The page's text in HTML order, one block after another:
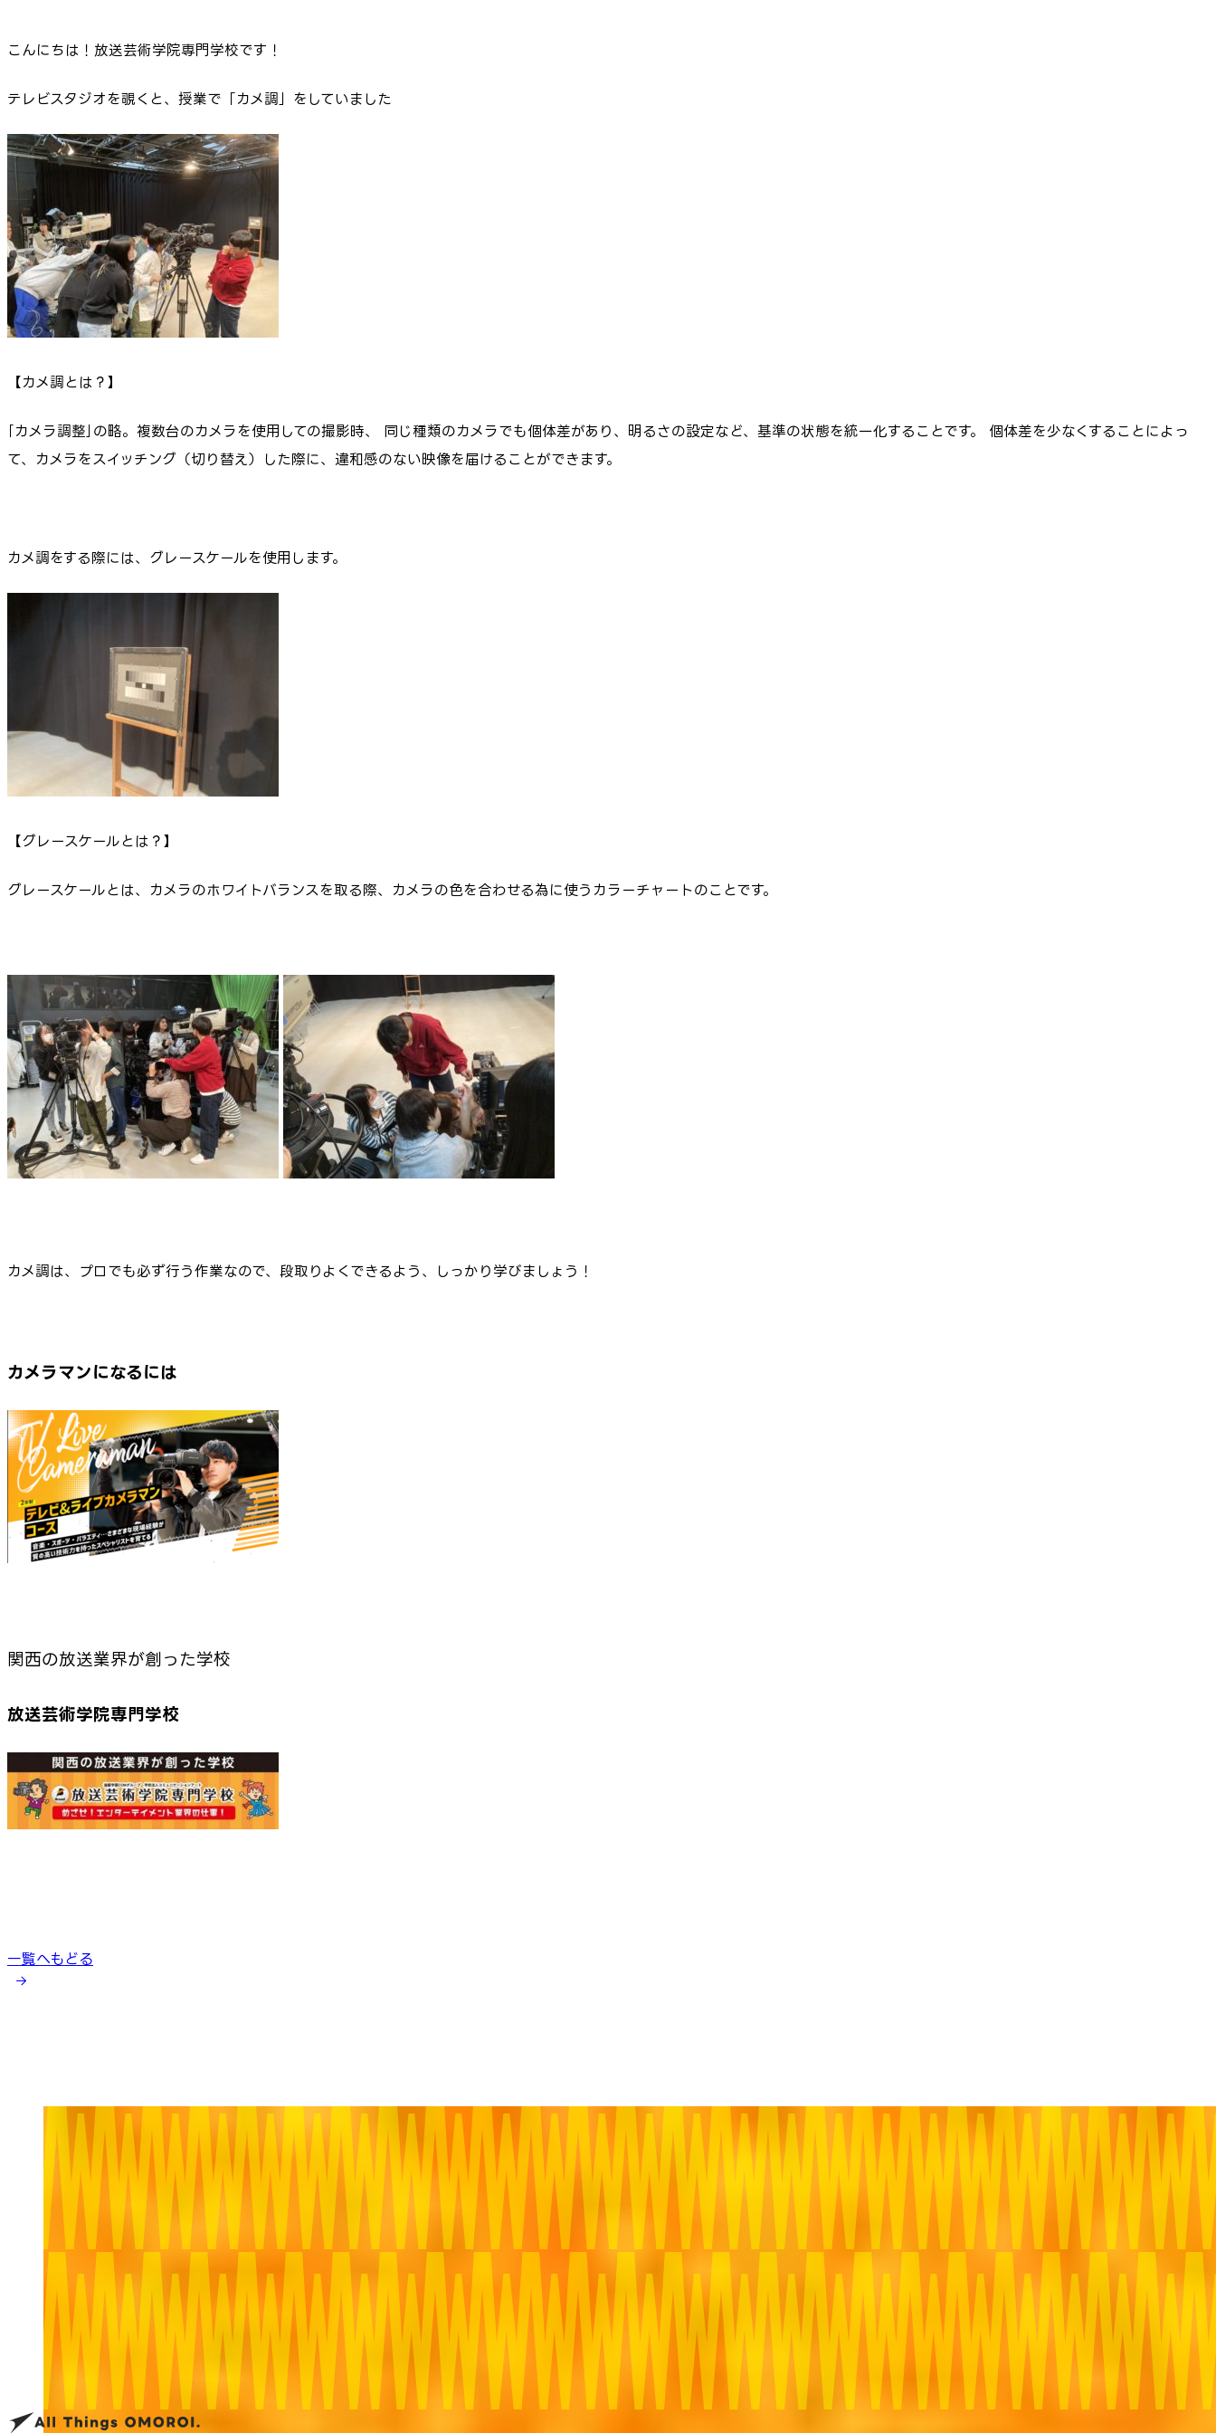
こんにちは！放送芸術学院専門学校です！
テレビスタジオを覗くと、授業で「カメ調」をしていました
【カメ調とは？】
｢カメラ調整｣の略。複数台のカメラを使用しての撮影時、 同じ種類のカメラでも個体差があり、明るさの設定など、基準の状態を統一化することです。 個体差を少なくすることによっ
て、カメラをスイッチング（切り替え）した際に、違和感のない映像を届けることができます。
カメ調をする際には、グレースケールを使用します。
【グレースケールとは？】
グレースケールとは、カメラのホワイトバランスを取る際、カメラの色を合わせる為に使うカラーチャートのことです。
カメ調は、プロでも必ず行う作業なので、段取りよくできるよう、しっかり学びましょう！
カメラマンになるには
関西の放送業界が創った学校
放送芸術学院専門学校
一覧へもどる